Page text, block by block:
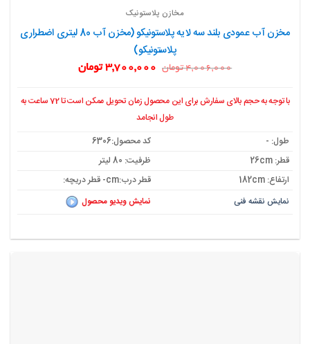
مخازن پلاستونیک
مخزن آب عمودی بلند سه لایه پلاستونیکو (مخزن آب 80 لیتری اضطراری
پلاستونیکو)
4,006,000 تومان قیمت
اصلی:
بود.
3,700,000 تومانقیمت
با توجه به حجم بالای سفارش برای این محصول زمان تحویل ممکن است تا 72 ساعت به
طول انجامد
طول: -
کد محصول:6306
قطر: 26cm
ظرفیت: 80 لیتر
ارتفاع: 182cm
قطر درب:cm- قطر دریچه:
نمایش نقشه فنی نمایش ویدیو محصول